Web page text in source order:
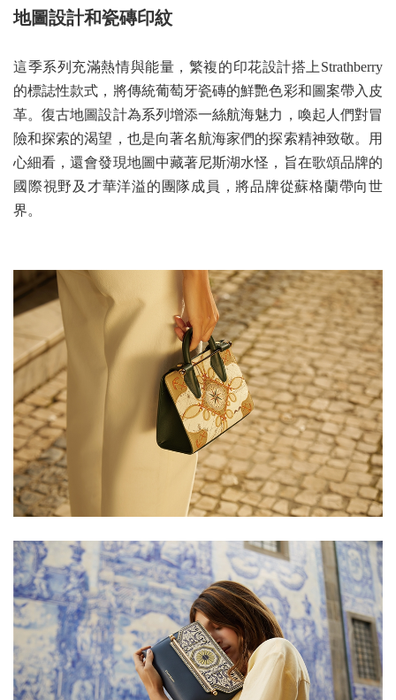
地圖設計和瓷磚印紋
這季系列充滿熱情與能量，繁複的印花設計搭上Strathberry
的標誌性款式，將傳統葡萄牙瓷磚的鮮艷色彩和圖案帶入皮
革。復古地圖設計為系列增添一絲航海魅力，喚起人們對冒
險和探索的渴望，也是向著名航海家們的探索精神致敬。用
心細看，還會發現地圖中藏著尼斯湖水怪，旨在歌頌品牌的
國際視野及才華洋溢的團隊成員，將品牌從蘇格蘭帶向世
界。